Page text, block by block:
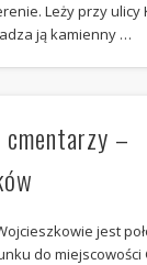
Leży przy ulicy
ją kamienny …
cmentarzy –
jest
do miejscowości